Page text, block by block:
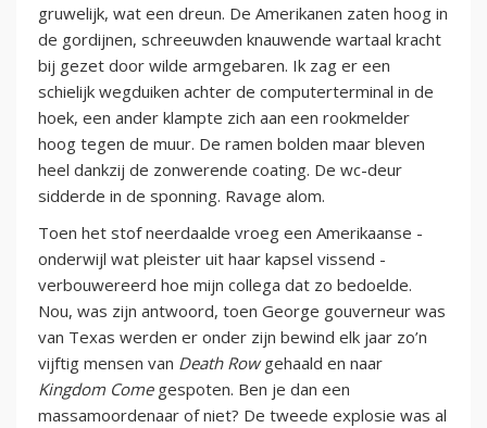
gruwelijk, wat een dreun. De Amerikanen zaten hoog in
de gordijnen, schreeuwden knauwende wartaal kracht
bij gezet door wilde armgebaren. Ik zag er een
schielijk wegduiken achter de computerterminal in de
hoek, een ander klampte zich aan een rookmelder
hoog tegen de muur. De ramen bolden maar bleven
heel dankzij de zonwerende coating. De wc-deur
sidderde in de sponning. Ravage alom.
Toen het stof neerdaalde vroeg een Amerikaanse -
onderwijl wat pleister uit haar kapsel vissend -
verbouwereerd hoe mijn collega dat zo bedoelde.
Nou, was zijn antwoord, toen George gouverneur was
van Texas werden er onder zijn bewind elk jaar zo’n
vijftig mensen van Death Rowgehaald en naar
Kingdom Comegespoten. Ben je dan een
massamoordenaar of niet? De tweede explosie was al